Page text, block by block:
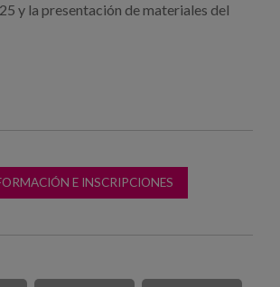
y la presentación de materiales del
E INSCRIPCIONES